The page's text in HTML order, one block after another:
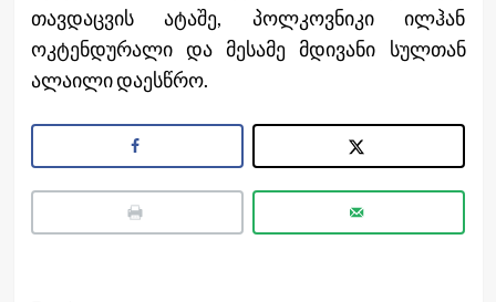
თავდაცვის ატაშე, პოლკოვნიკი ილჰან
ოკტენდურალი და მესამე მდივანი სულთან
ალაილი დაესწრო.